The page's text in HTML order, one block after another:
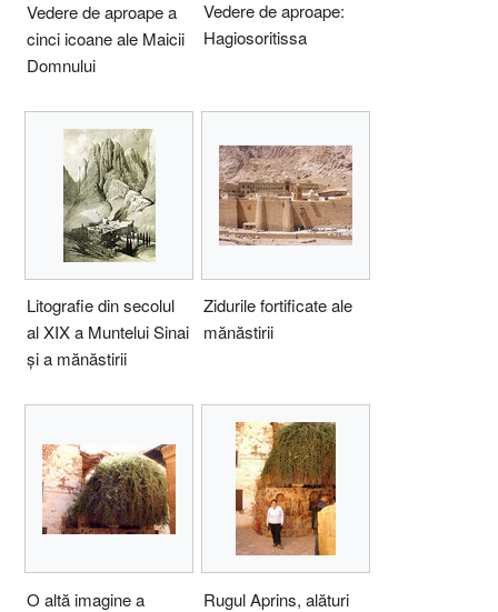
Vedere de aproape a
cinci icoane ale Maicii
Domnului
Vedere de aproape:
Hagiosoritissa
Litografie din secolul
al XIX a Muntelui Sinai
și a mănăstirii
Zidurile fortificate ale
mănăstirii
O altă imagine a
Rugul Aprins, alături